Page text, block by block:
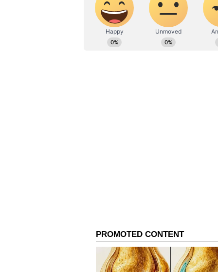
ನೀಡಿರುವುದರಿಂದ ಕೆಪಿಸಿಸಿಯಿಂದ
ನಿರ್ಧರಿಸಲಾಗಿದೆ. ಈ ಸಂಬಂಧ ಈಗಾಗಲೇ
ಮೂಲಗಳು ತಿಳಿಸಿವೆ.